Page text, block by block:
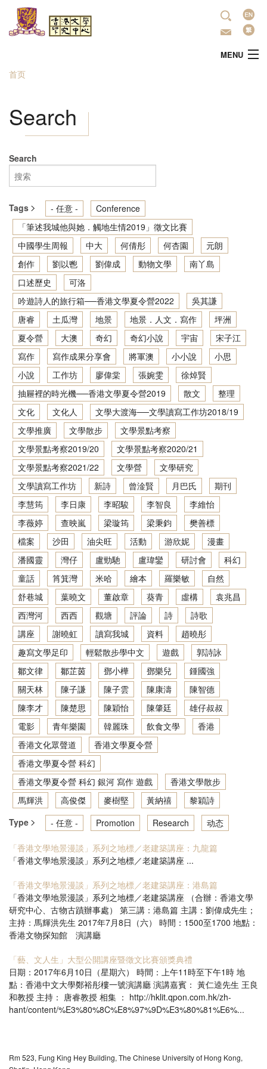
跳转到主要内容
语
言
MENU
中心简介
學術研究
文学推广
出版
香港文學資料庫
相关连结
当前位置
首页
Search
Search
Tags - 任意 -
Conference
「筆述我城他與她．觸地生情2019」徵文比賽
中國學生周報
中大 何倩彤 何杏園
元朗
創作
劉以鬯 劉偉成 動物文學
南丫島
口述歷史
可洛
吟遊詩人的旅行箱──香港文學夏令營2022
吳其謙
唐睿
土瓜灣 地景 地景．人文．寫作
坪洲
夏令營
大澳 奇幻 奇幻小說 宇宙
宋子江
寫作
寫作成果分享會 將軍澳 小小說
小思
小說
工作坊 廖偉棠 張婉雯
徐焯賢
抽屜裡的時光機──香港文學夏令營2019
散文
整理
文化
文化人
文學大渡海──文學讀寫工作坊2018/19
文學推廣
文學散步
文學景點考察
文學景點考察2019/20
文學景點考察2020/21
文學景點考察2021/22
文學營
文學研究
文學讀寫工作坊
新詩 曾淦賢 月巴氏
期刊
李慧筠
李日康 李昭駿 李智良
李維怡
李薇婷
查映嵐 梁璇筠 梁秉鈞
樊善標
檔案
沙田 油尖旺 活動 游欣妮
漫畫
潘國靈
灣仔 盧勁馳 盧瑋鑾 研討會
科幻
童話
筲箕灣 米哈 繪本 羅樂敏
自然
舒巷城
葉曉文 董啟章 葵青 虛構
袁兆昌
西灣河
西西 觀塘 評論 詩
詩歌
講座
謝曉虹 讀寫我城 資料
趙曉彤
趣寫文學足印
輕鬆散步學中文 遊戲
郭詩詠
鄒文律
鄒芷茵 鄧小樺 鄧樂兒
鍾國強
關天林
陳子謙 陳子雲 陳康濤
陳智德
陳李才
陳楚思 陳穎怡 陳肇廷
雄仔叔叔
電影
青年樂園 韓麗珠 飲食文學
香港
香港文化眾聲道
香港文學夏令營
香港文學夏令營 科幻
香港文學夏令營 科幻 銀河 寫作 遊戲
香港文學散步
馬輝洪
高俊傑 麥樹堅 黃納禧
黎穎詩
Type
- 任意 - Promotion Research 动态
「香港文學地景漫談」系列之地標／老建築講座：九龍篇
「香港文學地景漫談」系列之地標／老建築講座 ...
「香港文學地景漫談」系列之地標／老建築講座：港島篇
「香港文學地景漫談」系列之地標／老建築講座 （合辦：香港文學
研究中心、古物古蹟辦事處） 第三講：港島篇 主講：劉偉成先生；
主持：馬輝洪先生 2017年7月8日（六） 時間：1500至1700 地點：
香港文物探知館 演講廳
「藝、文人生」大型公開講座暨徵文比賽頒獎典禮
日期：2017年6月10日（星期六） 時間：上午11時至下午1時 地
點：香港中文大學鄭裕彤樓一號演講廳 演講嘉賓： 黃仁逵先生 王良
和教授 主持： 唐睿教授 相集 ： http://hklit.qpon.com.hk/zh-
hant/content/%E3%80%8C%E8%97%9D%E3%80%81%E6%...
Rm 523, Fung King Hey Building, The Chinese University of Hong Kong,